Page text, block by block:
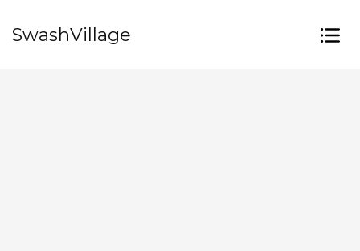
SwashVillage